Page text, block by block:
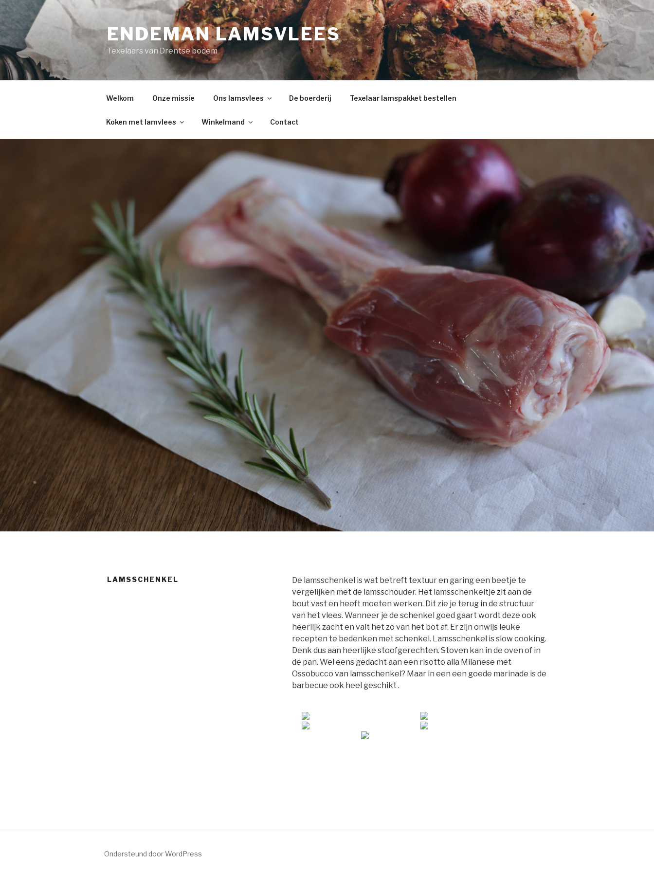
Naar
de
inhoud
springen
ENDEMAN LAMSVLEES
Texelaars van Drentse bodem
Welkom Onze missie Ons lamsvlees De boerderij Texelaar lamspakket bestellen
Koken met lamvlees Winkelmand Contact
LAMSSCHENKEL
De lamsschenkel is wat betreft textuur en garing een beetje te
vergelijken met de lamsschouder. Het lamsschenkeltje zit aan de
bout vast en heeft moeten werken. Dit zie je terug in de structuur
van het vlees. Wanneer je de schenkel goed gaart wordt deze ook
heerlijk zacht en valt het zo van het bot af. Er zijn onwijs leuke
recepten te bedenken met schenkel. Lamsschenkel is slow cooking.
Denk dus aan heerlijke stoofgerechten. Stoven kan in de oven of in
de pan. Wel eens gedacht aan een risotto alla Milanese met
Ossobucco van lamsschenkel? Maar in een een goede marinade is de
barbecue ook heel geschikt .
Ondersteund door WordPress